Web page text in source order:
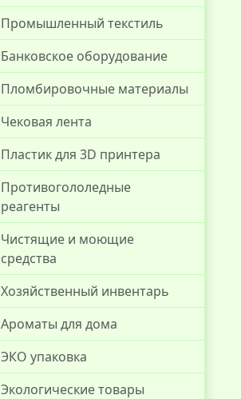
Промышленный текстиль
Банковское оборудование
Пломбировочные материалы
Чековая лента
Пластик для 3D принтера
Противогололедные
реагенты
Чистящие и моющие
средства
Хозяйственный инвентарь
Ароматы для дома
ЭКО упаковка
Экологические товары